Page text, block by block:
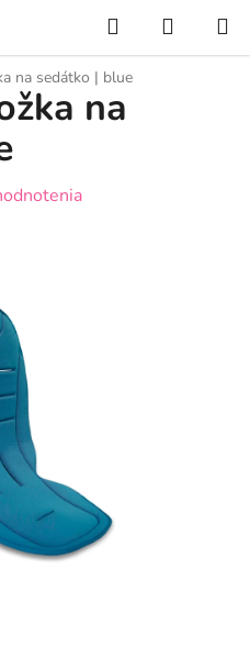
Hľadať
KOŠÍK
na sedátko | blue
na